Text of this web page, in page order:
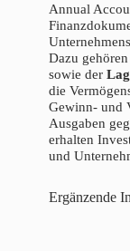
Annual
Dazu gehören
sowie der
die
Gewinn- und
Ausgaben
erhalten
und
Ergänzende